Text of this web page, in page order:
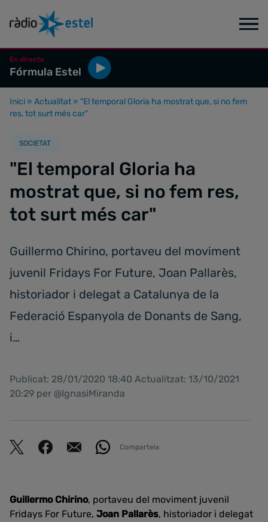
En directe
Fórmula Estel
Inici » Actualitat » "El temporal Gloria ha mostrat que, si no fem
res, tot surt més car"
SOCIETAT
"El temporal Gloria ha
mostrat que, si no fem res,
tot surt més car"
Guillermo Chirino, portaveu del moviment
juvenil Fridays For Future, Joan Pallarès,
historiador i delegat a Catalunya de la
Federació Espanyola de Donants de Sang,
i…
Publicat: 28/01/2020 18:40 Actualitzat: 13/10/2021
20:29 per @IgnasiMiranda
Comparteix
Guillermo Chirino, portaveu del moviment juvenil
Fridays For Future, Joan Pallarès, historiador i delegat